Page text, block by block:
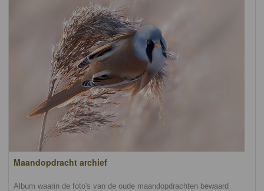
Maandopdracht archief
Album waarin de foto's van de oude maandopdrachten bewaard